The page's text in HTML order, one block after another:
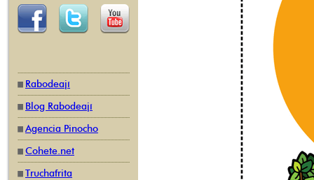
Rabodeají
Blog Rabodeají
Agencia Pinocho
Cohete.net
Truchafrita